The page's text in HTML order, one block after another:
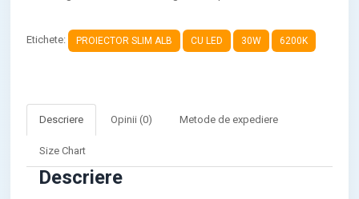
Etichete: PROIECTOR SLIM ALB CU LED 30W 6200K
Descriere Opinii (0) Metode de expediere
Size Chart
Descriere